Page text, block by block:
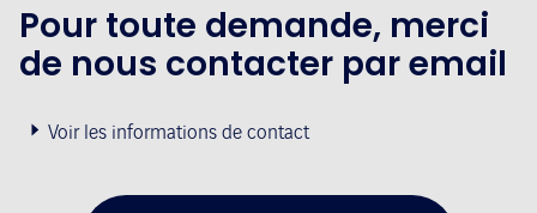
Pour toute demande, merci
de nous contacter par email
Voir les informations de contact